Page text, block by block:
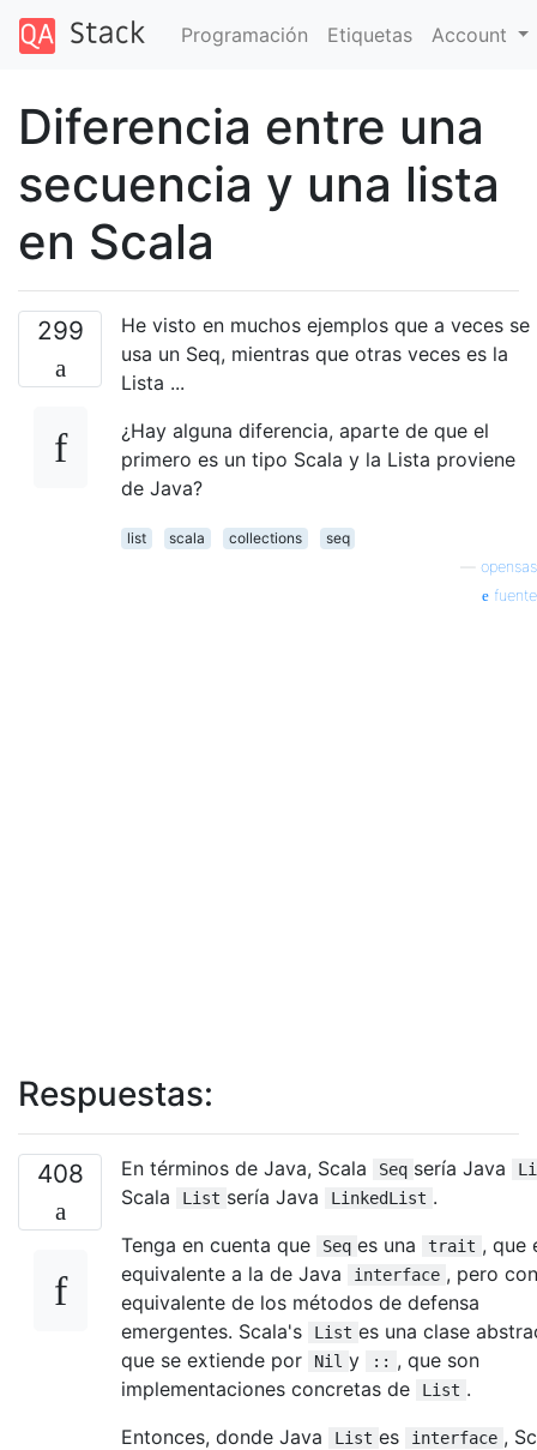
Programación Etiquetas Account
Diferencia entre una
secuencia y una lista
en Scala
299
He visto en muchos ejemplos que a veces se
usa un Seq, mientras que otras veces es la
Lista ...
¿Hay alguna diferencia, aparte de que el
primero es un tipo Scala y la Lista proviene
de Java?
list scala collections
seq
opensas
fuente
Respuestas:
408 En términos de Java, Scala Seq sería Java
Scala List sería Java LinkedList .
Tenga en cuenta que
Seq es una trait , que
equivalente a la de Java
interface , pero
equivalente de los métodos de defensa
emergentes. Scala's
List es una clase
que se extiende por
Nil y :: , que son
implementaciones concretas de
List .
Entonces, donde Java
List es interface ,